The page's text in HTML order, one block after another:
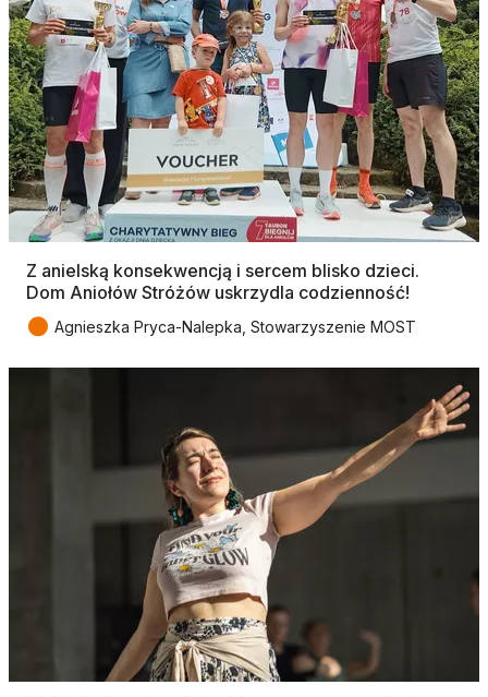
Z anielską konsekwencją i sercem blisko dzieci.
Dom Aniołów Stróżów uskrzydla codzienność!
● Agnieszka Pryca-Nalepka, Stowarzyszenie MOST